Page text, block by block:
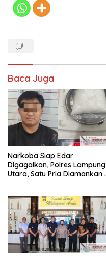
Baca Juga
Narkoba Siap Edar
Digagalkan, Polres Lampung
Utara, Satu Pria Diamankan